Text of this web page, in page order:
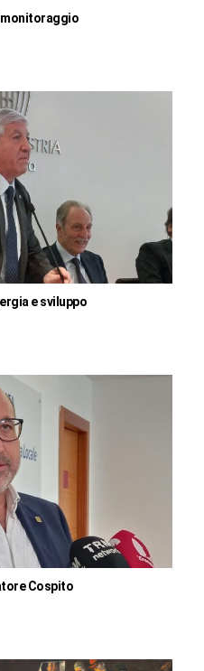
monitoraggio
e sviluppo
Cospito